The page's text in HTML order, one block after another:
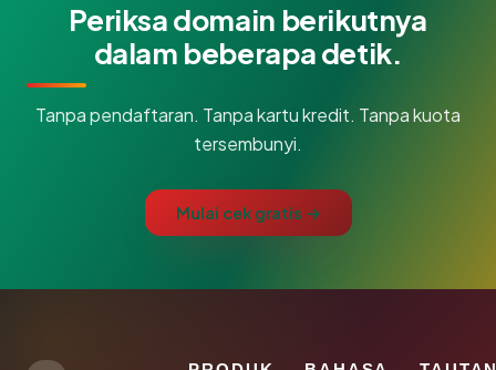
Periksa domain berikutnya
dalam beberapa detik.
Tanpa pendaftaran. Tanpa kartu kredit. Tanpa kuota
tersembunyi.
Mulai cek gratis →